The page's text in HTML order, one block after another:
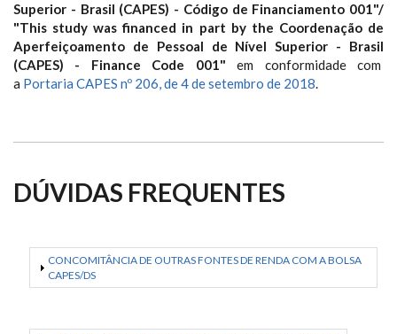
Superior - Brasil (CAPES) - Código de Financiamento 001"/
"This study was financed in part by the Coordenação de
Aperfeiçoamento de Pessoal de Nível Superior - Brasil
(CAPES) - Finance Code 001" em conformidade com
a Portaria CAPES nº 206, de 4 de setembro de 2018.
DÚVIDAS FREQUENTES
EXIBIR
CONCOMITÂNCIA DE OUTRAS FONTES DE RENDA COM A BOLSA
CAPES/DS